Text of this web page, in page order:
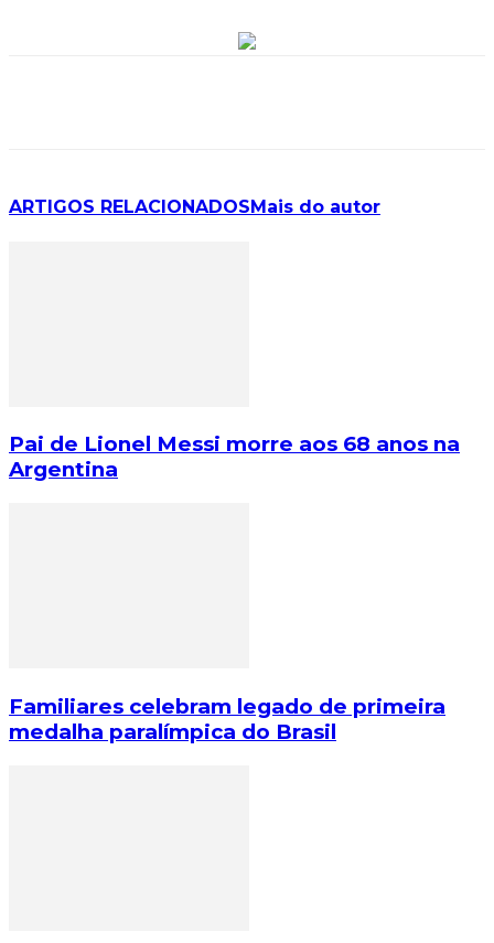
ARTIGOS RELACIONADOS Mais do autor
Pai de Lionel Messi morre aos 68 anos na
Argentina
Familiares celebram legado de primeira
medalha paralímpica do Brasil